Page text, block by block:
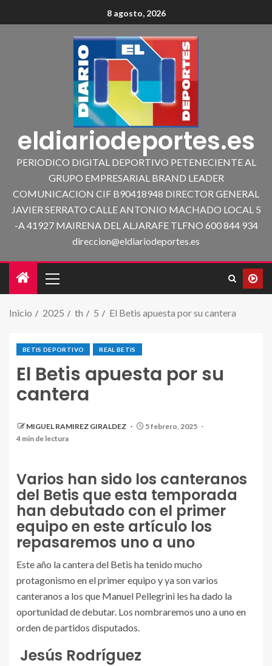
8 agosto, 2026
eldiariodeportes.es
PERIODICO DIGITAL DEPORTIVO PETENECIENTE AL
GRUPO EMPRESARIAL BRAND LEADER
COMUNICACION CIF B90418948 DIRECTOR GENERAL
JAVIER SERRATO CALLE ANTONIO MACHADO LOCAL 5
-A 41927 MAIRENA DEL ALJARAFE TLFNO 600 844 934
direccion@eldiariodeportes.es
Inicio 2025 th 5 El Betis apuesta por su cantera
BETIS DEPORTIVO REAL BETIS
El Betis apuesta por su
cantera
MIGUEL RAMIREZ GIRALDEZ
5 febrero, 2025
4 min de lectura
Varios han sido los canteranos
del Betis que esta temporada
han debutado con el primer
equipo en este artículo los
repasaremos uno a uno
Este año la cantera del Betis ha tenido mucho
protagonismo en el primer equipo y ya son varios
canteranos a los que Manuel Pellegrini les ha dado la
oportunidad de debutar. Los nombraremos uno a uno en
orden de partidos disputados.
Jesús Rodríguez